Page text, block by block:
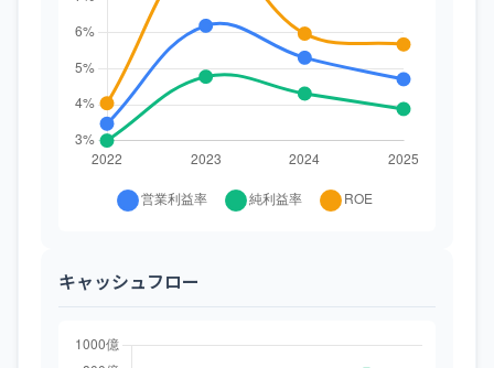
キャッシュフロー